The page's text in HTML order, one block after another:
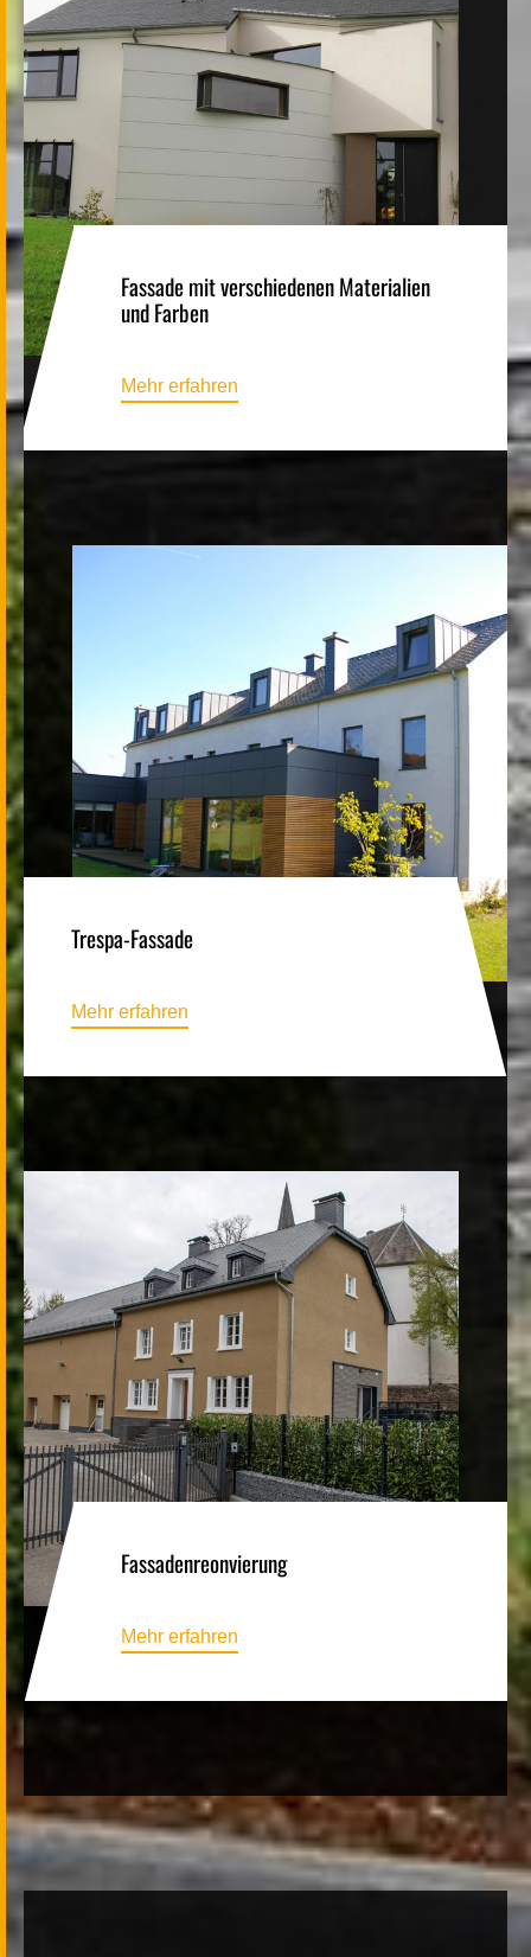
Fassade mit verschiedenen Materialien
und Farben
Mehr erfahren
Trespa-Fassade
Mehr erfahren
Fassadenreonvierung
Mehr erfahren